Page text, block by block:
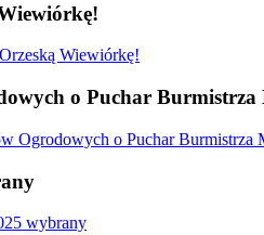
Wiewiórkę!
o Puchar Burmistrza
Ogrodowych o Puchar Burmistrza
wybrany